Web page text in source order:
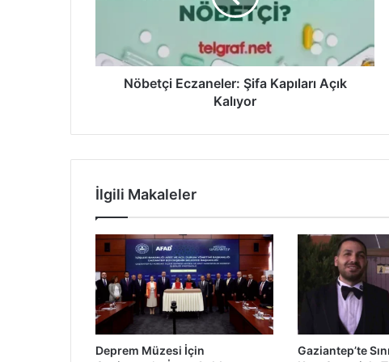
c
e
r
:
Ş
i
a
K
a
p
ı
l
Nöbetçi Eczaneler: Şifa Kapıları Açık
Kalıyor
İlgili Makaleler
Deprem Müzesi İçin
Gaziantep’te